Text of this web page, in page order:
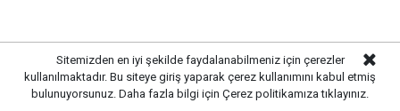
MODERN VE GÜÇLÜ ALTYAPI
Sitemizden en iyi şekilde faydalanabilmeniz için çerezler
kullanılmaktadır. Bu siteye giriş yaparak çerez kullanımını kabul etmiş
bulunuyorsunuz. Daha fazla bilgi için Çerez politikamıza tıklayınız.